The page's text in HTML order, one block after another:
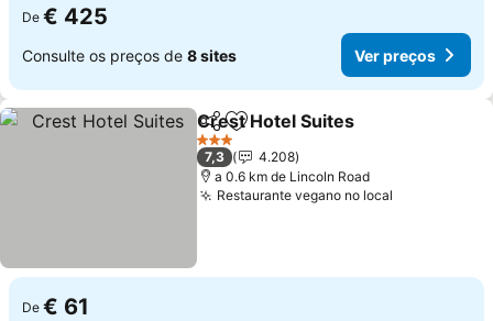
De € 425
Consulte os preços de 8 sites Ver preços
PartilharAdicionar aos favoritos
Crest Hotel Suites
3 Estrelas
7,3
4.208
a 0.6 km de Lincoln Road
Restaurante vegano no local
De € 61